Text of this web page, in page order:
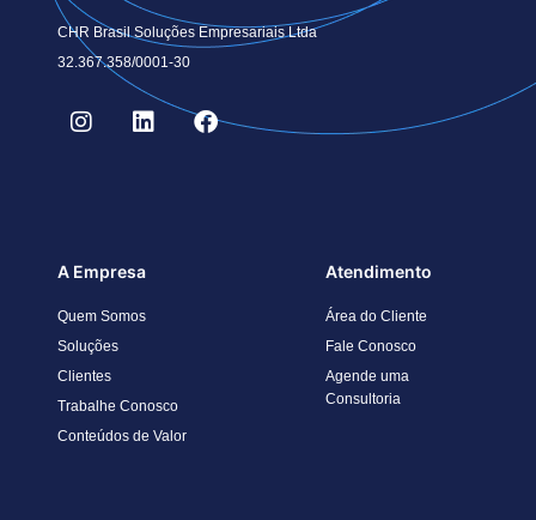
CHR Brasil Soluções Empresariais Ltda
32.367.358/0001-30
A Empresa
Quem Somos
Soluções
Clientes
Trabalhe Conosco
Conteúdos de Valor
Atendimento
Área do Cliente
Fale Conosco
Agende uma
Consultoria